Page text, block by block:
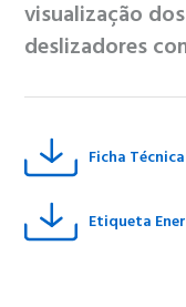
visualização
deslizadores
Ficha Técnica
Etiqueta